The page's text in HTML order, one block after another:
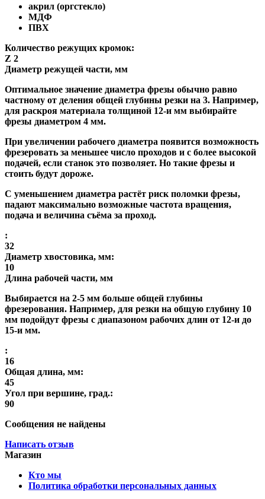
акрил (оргстекло)
МДФ
ПВХ
Количество режущих кромок:
Z 2
Диаметр режущей части, мм
Оптимальное значение диаметра фрезы обычно равно
частному от деления общей глубины резки на 3. Например,
для раскроя материала толщиной 12-и мм выбирайте
фрезы диаметром 4 мм.
При увеличении рабочего диаметра появится возможность
фрезеровать за меньшее число проходов и с более высокой
подачей, если станок это позволяет. Но такие фрезы и
стоить будут дороже.
С уменьшением диаметра растёт риск поломки фрезы,
падают максимально возможные частота вращения,
подача и величина съёма за проход.
:
32
Диаметр хвостовика, мм:
10
Длина рабочей части, мм
Выбирается на 2-5 мм больше общей глубины
фрезерования. Например, для резки на общую глубину 10
мм подойдут фрезы с диапазоном рабочих длин от 12-и до
15-и мм.
:
16
Общая длина, мм:
45
Угол при вершине, град.:
90
Сообщения не найдены
Написать отзыв
Магазин
Кто мы
Политика обработки персональных данных